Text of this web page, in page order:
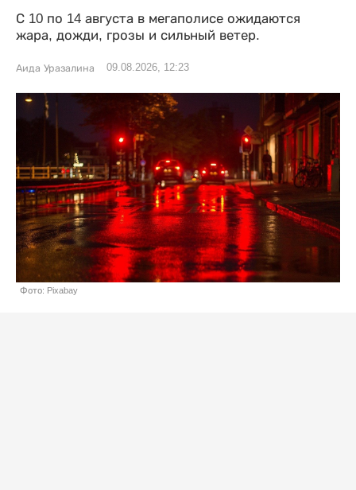
С 10 по 14 августа в мегаполисе ожидаются
жара, дожди, грозы и сильный ветер.
Аида Уразалина 09.08.2026, 12:23
Фото: Pixabay